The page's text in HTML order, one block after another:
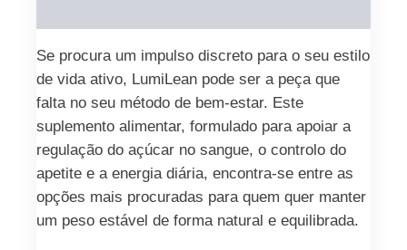
Se procura um impulso discreto para o seu estilo
de vida ativo, LumiLean pode ser a peça que
falta no seu método de bem-estar. Este
suplemento alimentar, formulado para apoiar a
regulação do açúcar no sangue, o controlo do
apetite e a energia diária, encontra-se entre as
opções mais procuradas para quem quer manter
um peso estável de forma natural e equilibrada.